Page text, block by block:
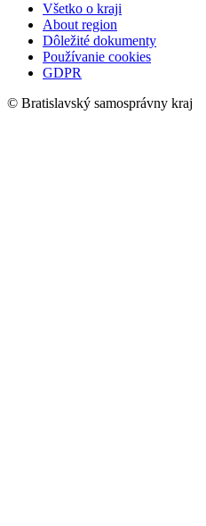
Všetko o kraji
About region
Dôležité dokumenty
Používanie cookies
GDPR
© Bratislavský samosprávny kraj